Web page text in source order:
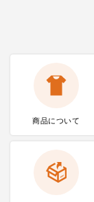
商品について